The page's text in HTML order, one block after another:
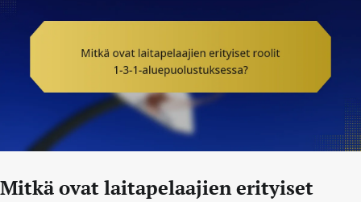
Mitkä ovat laitapelaajien erityiset